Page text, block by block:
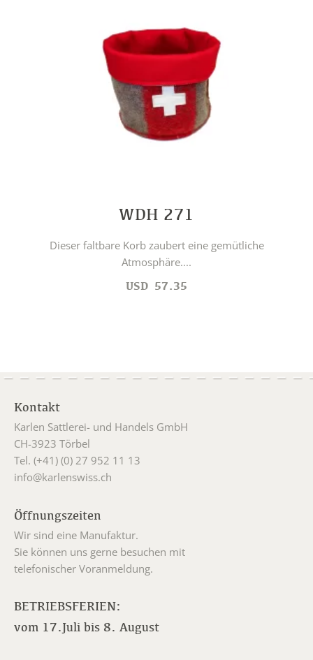
WDH 271
Dieser faltbare Korb zaubert eine gemütliche
Atmosphäre....
USD 57.35
Kontakt
Karlen Sattlerei- und Handels GmbH
CH-3923 Törbel
Tel. (+41) (0) 27 952 11 13
info@karlenswiss.ch
Öffnungszeiten
Wir sind eine Manufaktur.
Sie können uns gerne besuchen mit
telefonischer Voranmeldung.
BETRIEBSFERIEN:
vom 17.Juli bis 8. August